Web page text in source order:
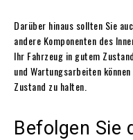
Darüber hinaus sollten Sie
andere Komponenten des
Ihr Fahrzeug in gutem
und Wartungsarbeiten
Zustand zu halten.
Befolgen Sie